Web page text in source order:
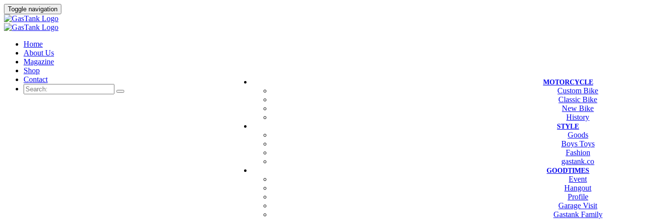
Toggle navigation
Home
About Us
Magazine
Shop
Contact
MOTORCYCLE
Custom Bike
Classic Bike
New Bike
History
STYLE
Goods
Boys Toys
Fashion
gastank.co
GOODTIMES
Event
Hangout
Profile
Garage Visit
Gastank Family